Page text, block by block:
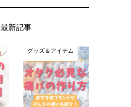
最新記事
グッズ＆アイテム